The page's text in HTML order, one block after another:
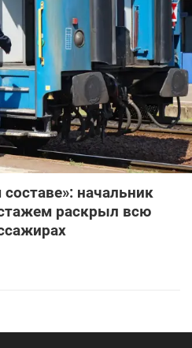
начальник
раскрыл всю